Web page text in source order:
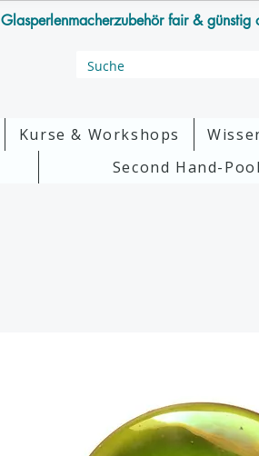
fair & günstig
Kurse & Workshops
Second Hand-